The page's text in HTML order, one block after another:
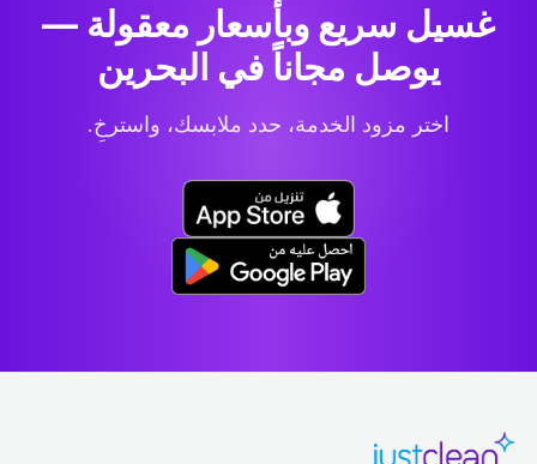
غسيل سريع وبأسعار معقولة —
يوصل مجاناً في البحرين
اختر مزود الخدمة، حدد ملابسك، واسترخِ.